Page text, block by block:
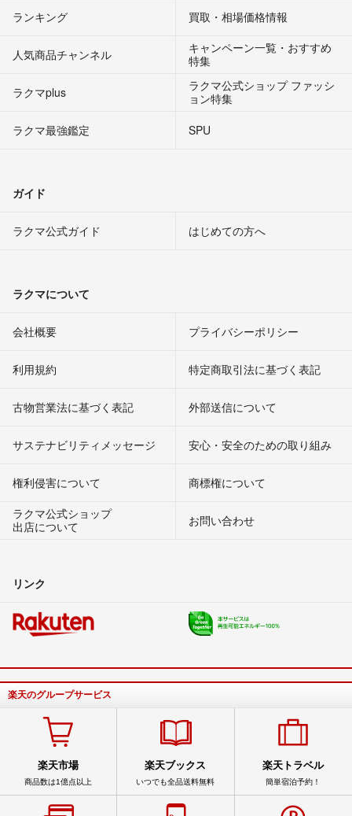
ランキング 買取・相場価格情報
人気商品チャンネル
キャンペーン一覧・おすすめ
特集
ラクマplus
ラクマ公式ショップ ファッシ
ョン特集
ラクマ最強鑑定
SPU
ガイド
ラクマ公式ガイド はじめての方へ
ラクマについて
会社概要 プライバシーポリシー
利用規約 特定商取引法に基づく表記
古物営業法に基づく表記 外部送信について
サステナビリティメッセージ 安心・安全のための取り組み
権利侵害について
商標権について
ラクマ公式ショップ
出店について
お問い合わせ
リンク
楽天のグループサービス
楽天市場
商品数は1億点以上
楽天ブックス
いつでも全品送料無料
楽天トラベル
簡単宿泊予約！